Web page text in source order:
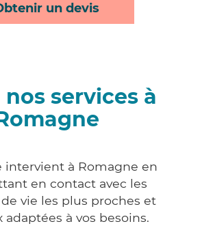
un devis
services à
intervient à Romagne en
en contact avec les
vie les plus proches et
adaptées à vos besoins.